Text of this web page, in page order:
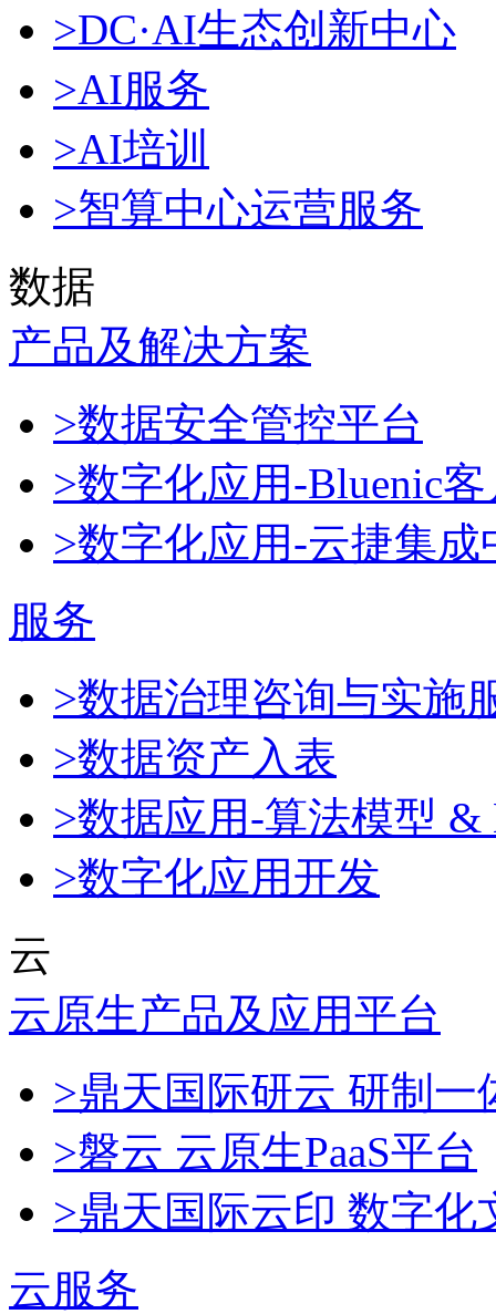
>DC·AI生态创新中心
>AI服务
>AI培训
>智算中心运营服务
数据
产品及解决方案
>数据安全管控平台
>数字化应用-Bluenic
>数字化应用-云捷集成
服务
>数据治理咨询与实施
>数据资产入表
>数据应用-算法模型 &
>数字化应用开发
云
云原生产品及应用平台
>鼎天国际研云 研制
>磐云 云原生PaaS平台
>鼎天国际云印 数字化
云服务